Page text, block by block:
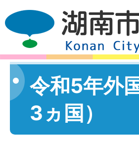
令和5年外
3ヵ国）